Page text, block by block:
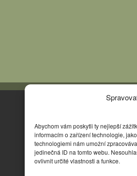
Abychom vám poskytli ty nejlepší
informacím o zařízení technologie,
technologiemi nám umožní
jedinečná ID na tomto webu.
ovlivnit určité vlastnosti a funkce.